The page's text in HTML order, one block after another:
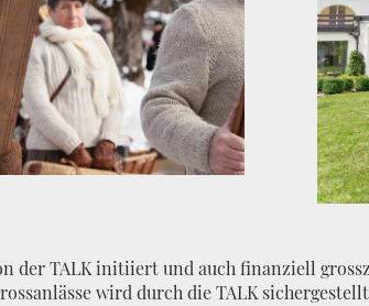
der TALK initiiert und auch finanziell
wird durch die TALK